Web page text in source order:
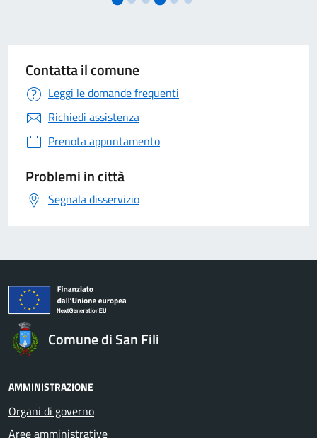
Contatta il comune
Leggi le domande frequenti
Richiedi assistenza
Prenota appuntamento
Problemi in città
Segnala disservizio
Comune di San Fili
AMMINISTRAZIONE
Organi di governo
Aree amministrative